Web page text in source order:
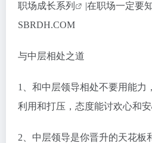
职场成长系列
|在职场一定要
SBRDH.COM
与中层相处之道
1、和中层领导相处不要用能力
利用和打压，态度能讨欢心和安
2、中层领导是你晋升的天花板